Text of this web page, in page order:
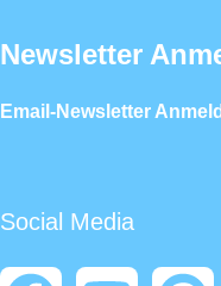
Newsletter
Email-Newsletter
Social Media